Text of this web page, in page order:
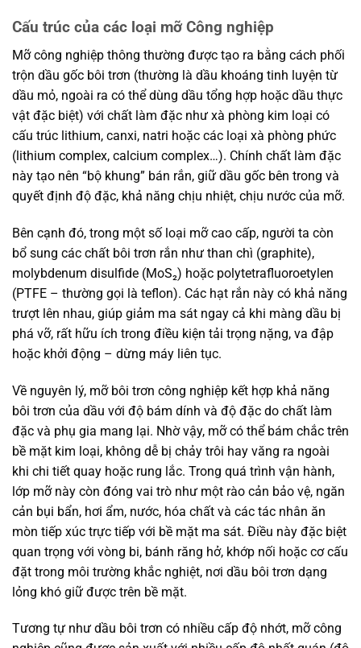
Cấu trúc của các loại mỡ Công nghiệp
Mỡ công nghiệp thông thường được tạo ra bằng cách phối
trộn dầu gốc bôi trơn (thường là dầu khoáng tinh luyện từ
dầu mỏ, ngoài ra có thể dùng dầu tổng hợp hoặc dầu thực
vật đặc biệt) với chất làm đặc như xà phòng kim loại có
cấu trúc lithium, canxi, natri hoặc các loại xà phòng phức
(lithium complex, calcium complex…). Chính chất làm đặc
này tạo nên “bộ khung” bán rắn, giữ dầu gốc bên trong và
quyết định độ đặc, khả năng chịu nhiệt, chịu nước của mỡ.
Bên cạnh đó, trong một số loại mỡ cao cấp, người ta còn
bổ sung các chất bôi trơn rắn như than chì (graphite),
molybdenum disulfide (MoS₂) hoặc polytetrafluoroetylen
(PTFE – thường gọi là teflon). Các hạt rắn này có khả năng
trượt lên nhau, giúp giảm ma sát ngay cả khi màng dầu bị
phá vỡ, rất hữu ích trong điều kiện tải trọng nặng, va đập
hoặc khởi động – dừng máy liên tục.
Về nguyên lý, mỡ bôi trơn công nghiệp kết hợp khả năng
bôi trơn của dầu với độ bám dính và độ đặc do chất làm
đặc và phụ gia mang lại. Nhờ vậy, mỡ có thể bám chắc trên
bề mặt kim loại, không dễ bị chảy trôi hay văng ra ngoài
khi chi tiết quay hoặc rung lắc. Trong quá trình vận hành,
lớp mỡ này còn đóng vai trò như một rào cản bảo vệ, ngăn
cản bụi bẩn, hơi ẩm, nước, hóa chất và các tác nhân ăn
mòn tiếp xúc trực tiếp với bề mặt ma sát. Điều này đặc biệt
quan trọng với vòng bi, bánh răng hở, khớp nối hoặc cơ cấu
đặt trong môi trường khắc nghiệt, nơi dầu bôi trơn dạng
lỏng khó giữ được trên bề mặt.
Tương tự như dầu bôi trơn có nhiều cấp độ nhớt, mỡ công